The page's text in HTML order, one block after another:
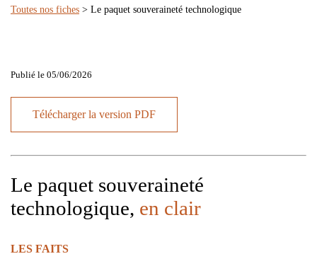
Toutes nos fiches > Le paquet souveraineté technologique
Publié le 05/06/2026
Télécharger la version PDF
Le paquet souveraineté
technologique, en clair
LES FAITS